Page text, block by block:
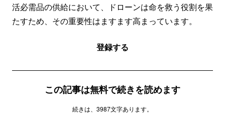
活必需品の供給において、ドローンは命を救う役割を果
たすため、その重要性はますます高まっています。
登録する
この記事は無料で続きを読めます
続きは、3987文字あります。